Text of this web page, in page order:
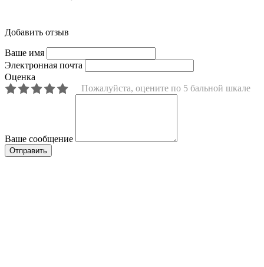
Добавить отзыв
Ваше имя
Электронная почта
Оценка
Пожалуйста, оцените по 5 бальной шкале
Ваше сообщение